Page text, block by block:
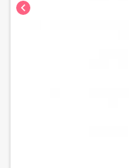
chevron_left